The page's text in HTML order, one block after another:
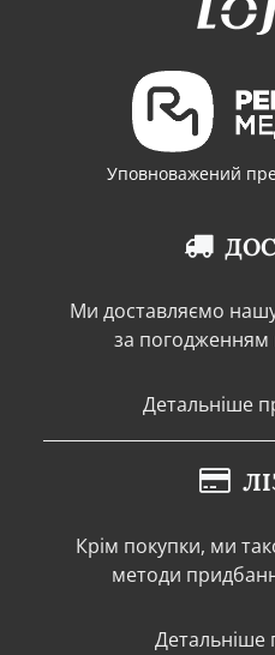
Уповноважений
Ми доставляємо
за погодженням
Детальніше
Крім покупки, ми
методи
Детальніше